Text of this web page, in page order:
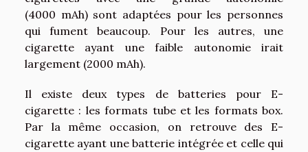
(4000 mAh) sont adaptées pour les personnes
qui fument beaucoup. Pour les autres, une
cigarette ayant une faible autonomie irait
largement (2000 mAh).
Il existe deux types de batteries pour E-
cigarette : les formats tube et les formats box.
Par la même occasion, on retrouve des E-
cigarette ayant une batterie intégrée et celle qui